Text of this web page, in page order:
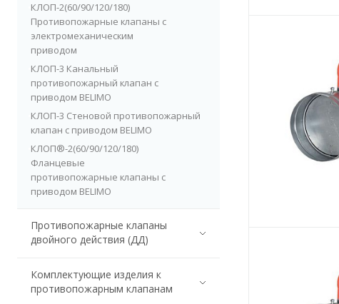
КЛОП-2(60/90/120/180)
Противопожарные клапаны с
электромеханическим
приводом
КЛОП-3 Канальный
противопожарный клапан с
приводом BELIMO
КЛОП-3 Стеновой противопожарный
клапан с приводом BELIMO
КЛОП®-2(60/90/120/180)
Фланцевые
противопожарные клапаны с
приводом BELIMO
Противопожарные клапаны
двойного действия (ДД)
Комплектующие изделия к
противопожарным клапанам